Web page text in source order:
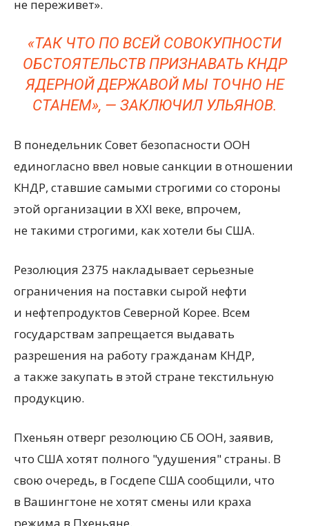
не переживет».
«ТАК ЧТО ПО ВСЕЙ СОВОКУПНОСТИ
ОБСТОЯТЕЛЬСТВ ПРИЗНАВАТЬ КНДР
ЯДЕРНОЙ ДЕРЖАВОЙ МЫ ТОЧНО НЕ
СТАНЕМ», — ЗАКЛЮЧИЛ УЛЬЯНОВ.
В понедельник Совет безопасности ООН
единогласно ввел новые санкции в отношении
КНДР, ставшие самыми строгими со стороны
этой организации в XXI веке, впрочем,
не такими строгими, как хотели бы США.
Резолюция 2375 накладывает серьезные
ограничения на поставки сырой нефти
и нефтепродуктов Северной Корее. Всем
государствам запрещается выдавать
разрешения на работу гражданам КНДР,
а также закупать в этой стране текстильную
продукцию.
Пхеньян отверг резолюцию СБ ООН, заявив,
что США хотят полного "удушения" страны. В
свою очередь, в Госдепе США сообщили, что
в Вашингтоне не хотят смены или краха